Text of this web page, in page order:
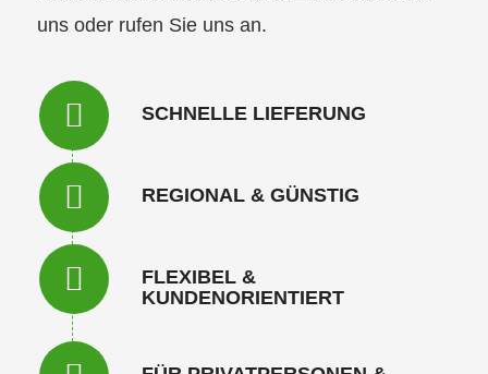
uns oder rufen Sie uns an.
SCHNELLE LIEFERUNG
REGIONAL & GÜNSTIG
FLEXIBEL &
KUNDENORIENTIERT